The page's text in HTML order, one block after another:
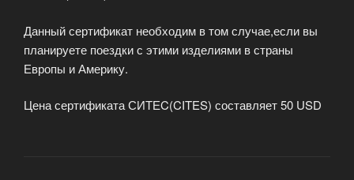
Данный сертификат необходим в том случае,если вы
планируете поездки с этими изделиями в страны
Европы и Америку.
Цена сертификата СИТЕC(CITES) составляет 50 USD